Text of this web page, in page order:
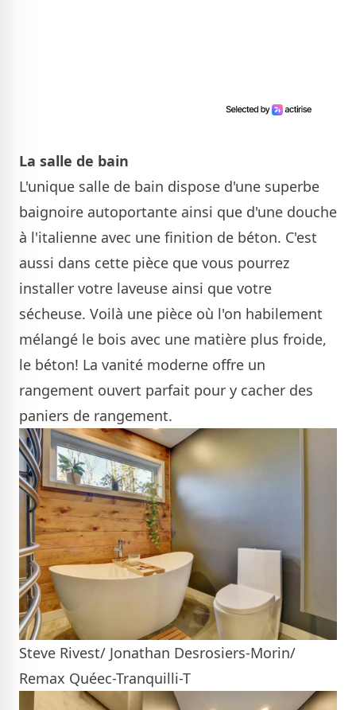
La salle de bain
L'unique salle de bain dispose d'une superbe
baignoire autoportante ainsi que d'une douche
à l'italienne avec une finition de béton. C'est
aussi dans cette pièce que vous pourrez
installer votre laveuse ainsi que votre
sécheuse. Voilà une pièce où l'on habilement
mélangé le bois avec une matière plus froide,
le béton! La vanité moderne offre un
rangement ouvert parfait pour y cacher des
paniers de rangement.
Steve Rivest/ Jonathan Desrosiers-Morin/
Remax Quéec-Tranquilli-T